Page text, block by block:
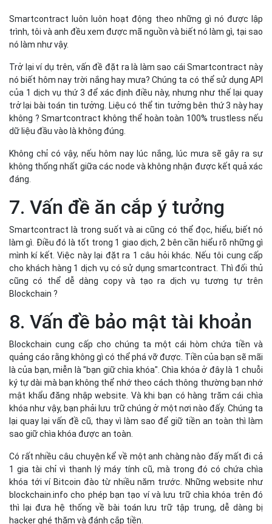
Không chỉ có vậy, nếu hôm nay lúc nắng, lúc mưa sẽ gây ra sự
không thống nhất giữa các node và không nhận được kết quả xác
đáng.
7. Vấn đề ăn cắp ý tưởng
Smartcontract là trong suốt và ai cũng có thể đọc, hiểu, biết nó
làm gì. Điều đó là tốt trong 1 giao dịch, 2 bên cần hiểu rõ những gì
mình kí kết. Việc này lại đặt ra 1 câu hỏi khác. Nếu tôi cung cấp
cho khách hàng 1 dịch vụ có sử dụng smartcontract. Thì đối thủ
Blockchain ?
8. Vấn đề bảo mật tài khoản
Blockchain cung cấp cho chúng ta một cái hòm chứa tiền và
quảng cáo rằng không gì có thể phá vỡ được. Tiền của bạn sẽ mãi
là của bạn, miễn là "bạn giữ chìa khóa". Chìa khóa ở đây là 1 chuỗi
ký tự dài mà bạn không thể nhớ theo cách thông thường bạn nhớ
mật khẩu đăng nhập website. Và khi bạn có hàng trăm cái chìa
khóa như vậy, bạn phải lưu trữ chúng ở một nơi nào đấy. Chúng ta
lại quay lại vấn đề cũ, thay vì làm sao để giữ tiền an toàn thì làm
sao giữ chìa khóa được an toàn.
Có rất nhiều câu chuyện kể về một anh chàng nào đấy mất đi cả
1 gia tài chỉ vì thanh lý máy tính cũ, mà trong đó có chứa chìa
khóa tới ví Bitcoin đào từ nhiều năm trước. Những website như
blockchain.info cho phép bạn tạo ví và lưu trữ chìa khóa trên đó
thì lại đưa hệ thống về bài toán lưu trữ tập trung, dễ dàng bị
hacker ghé thăm và đánh cắp tiền.
Và khi bạn muốn đưa ví blockchain vào ứng dụng của mình, bạn
sẽ phải trả lời câu hỏi : "Ứng dụng hay người dùng sẽ là bên giữ
chìa khóa ?" – Cách nào cũng rắc rối cả.
Đây là những đúc kết của tôi khi cố gắng mày mò tìm cách ứng
dụng Blockchain vào những sản phẩm của mình. Và kết luận của
tôi là "Blockchain chỉ phù hợp với ứng dụng Finance; với những
ứng dụng Non-Finance, chúng ta sẽ có cách tiếp cận đơn giản và
hiệu quả hơn Blockchain nhiều lần!" Những ý kiến này hoàn toàn là
quan điểm cá nhân và tôi rất muốn được lắng nghe ý kiến phản